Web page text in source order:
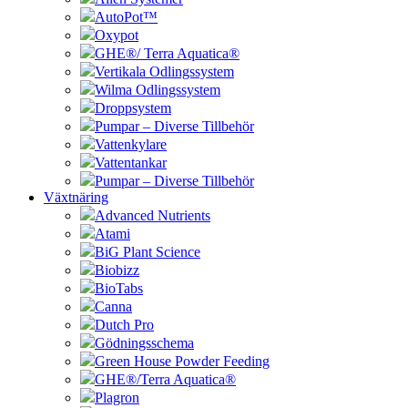
AutoPot™
Oxypot
GHE®/ Terra Aquatica®
Vertikala Odlingssystem
Wilma Odlingssystem
Droppsystem
Pumpar – Diverse Tillbehör
Vattenkylare
Vattentankar
Pumpar – Diverse Tillbehör
Växtnäring
Advanced Nutrients
Atami
BiG Plant Science
Biobizz
BioTabs
Canna
Dutch Pro
Gödningsschema
Green House Powder Feeding
GHE®/Terra Aquatica®
Plagron